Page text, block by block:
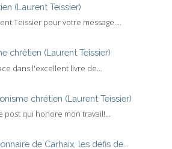
(Laurent Teissier)
Teissier pour votre message....
chrétien (Laurent Teissier)
dans l'excellent livre de...
chrétien (Laurent Teissier)
qui honore mon travail!...
de Carhaix, les défis de...